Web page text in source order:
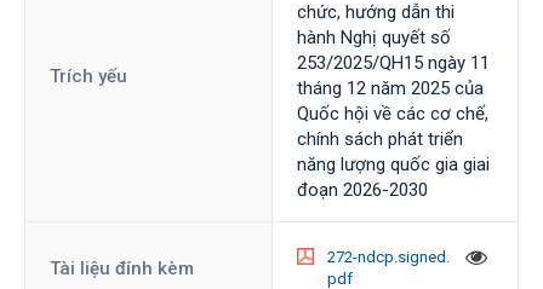
Trích yếu
chức, hướng dẫn thi
hành Nghị quyết số
253/2025/QH15 ngày 11
tháng 12 năm 2025 của
Quốc hội về các cơ chế,
chính sách phát triển
năng lượng quốc gia giai
đoạn 2026-2030
Tài liệu đính kèm
272-ndcp.signed.
pdf